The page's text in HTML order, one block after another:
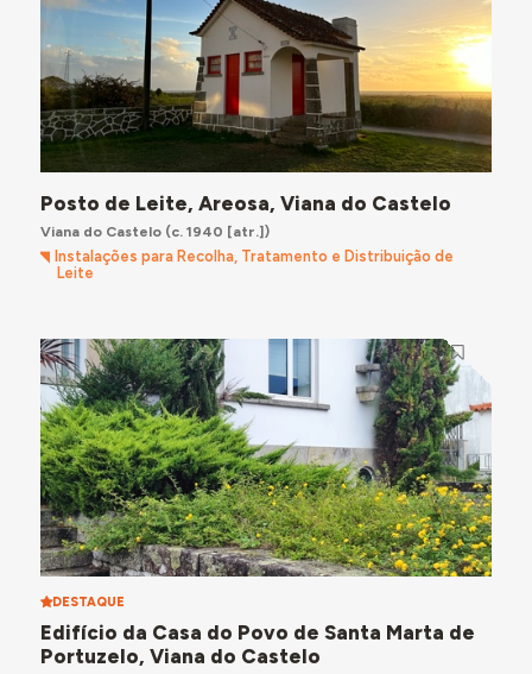
Posto de Leite, Areosa, Viana do Castelo
Viana do Castelo(c. 1940 [atr.])
Instalações para Recolha, Tratamento e Distribuição de
Leite
DESTAQUE
Edifício da Casa do Povo de Santa Marta de
Portuzelo, Viana do Castelo